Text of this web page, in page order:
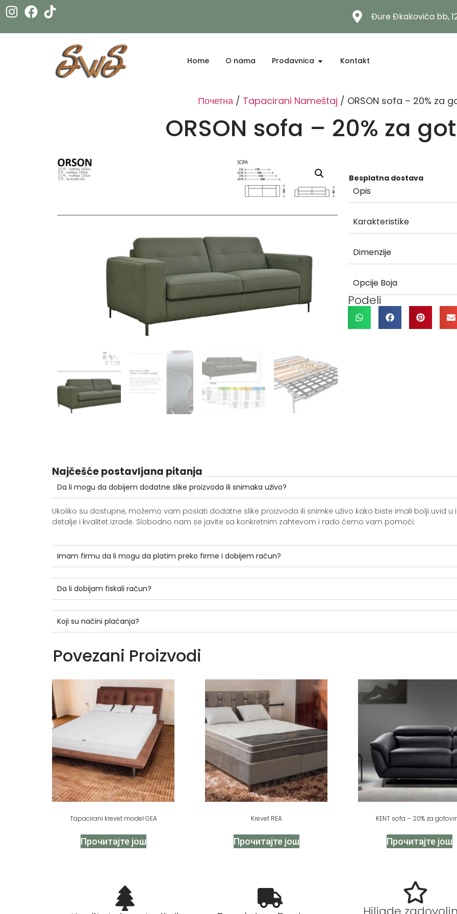
Đure Đkakovića bb,
Home O nama Prodavnica Kontakt
Почетна / Tapacirani Nameštaj / ORSON sofa – 20% za
ORSON sofa – 20% za
Besplatna dostava
Opis
Karakteristike
Dimenzije
Opcije Boja
Podeli
Najčešće postavljana pitanja
Da li mogu da dobijem dodatne slike proizvoda ili snimaka uživo?
Ukoliko su dostupne, možemo vam poslati dodatne slike proizvoda ili snimke uživo kako biste imali bolji uvid u
detalje i kvalitet izrade. Slobodno nam se javite sa konkretnim zahtevom i rado ćemo vam pomoći.
Imam firmu da li mogu da platim preko firme i dobijem račun?
Da li dobijam fiskali račun?
Koji su načini plaćanja?
Povezani Proizvodi
Tapacirani krevet model GEA
Прочитајте још
Krevet REA
Прочитајте још
KENT sofa – 20% za
Прочитајте још